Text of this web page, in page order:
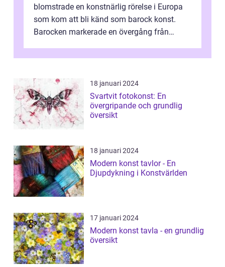
blomstrade en konstnärlig rörelse i Europa
som kom att bli känd som barock konst.
Barocken markerade en övergång från
rea...
18 januari 2024
Svartvit fotokonst: En
övergripande och grundlig
översikt
18 januari 2024
Modern konst tavlor - En
Djupdykning i Konstvärlden
17 januari 2024
Modern konst tavla - en grundlig
översikt